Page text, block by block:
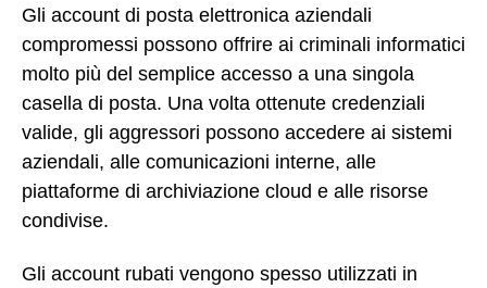
Gli account di posta elettronica aziendali
compromessi possono offrire ai criminali informatici
molto più del semplice accesso a una singola
casella di posta. Una volta ottenute credenziali
valide, gli aggressori possono accedere ai sistemi
aziendali, alle comunicazioni interne, alle
piattaforme di archiviazione cloud e alle risorse
condivise.
Gli account rubati vengono spesso utilizzati in